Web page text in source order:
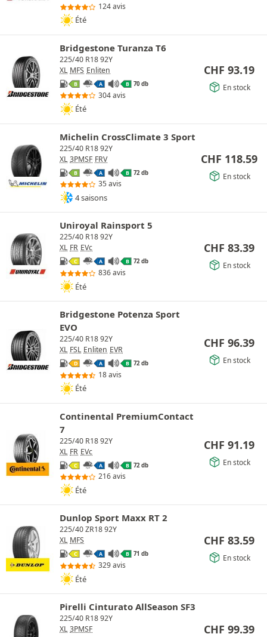
124 avis
Été
Bridgestone Turanza T6
225/40 R18 92Y
XL MFS Enliten
B A B 70 db
304 avis
Été
CHF 93.19
En stock
Michelin CrossClimate 3 Sport
225/40 R18 92Y
XL 3PMSF FRV
B A B 72 db
35 avis
4 saisons
CHF 118.59
En stock
Uniroyal Rainsport 5
225/40 R18 92Y
XL FR EVc
C A B 72 db
836 avis
Été
CHF 83.39
En stock
Bridgestone Potenza Sport
EVO
225/40 R18 92Y
XL FSL Enliten EVR
D A B 72 db
18 avis
Été
CHF 96.39
En stock
Continental PremiumContact
7
225/40 R18 92Y
XL FR EVc
C A B 72 db
216 avis
Été
CHF 91.19
En stock
Dunlop Sport Maxx RT 2
225/40 ZR18 92Y
XL MFS
C A B 71 db
329 avis
Été
CHF 83.59
En stock
Pirelli Cinturato AllSeason SF3
225/40 R18 92Y
XL 3PMSF CHF 99.39